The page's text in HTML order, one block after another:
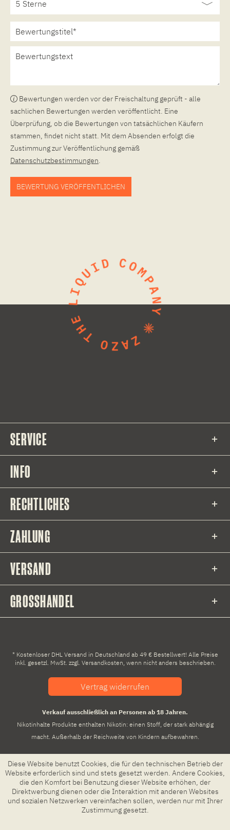
Bewertungen werden vor der Freischaltung geprüft - alle
sachlichen Bewertungen werden veröffentlicht. Eine
Überprüfung, ob die Bewertungen von tatsächlichen Käufern
stammen, findet nicht statt. Mit dem Absenden erfolgt die
Zustimmung zur Veröffentlichung gemäß
Datenschutzbestimmungen.
BEWERTUNG VERÖFFENTLICHEN
SERVICE
INFO
RECHTLICHES
ZAHLUNG
VERSAND
GROSSHANDEL
* Kostenloser DHL Versand in Deutschland ab 49 € Bestellwert! Alle Preise
inkl. gesetzl. MwSt. zzgl. Versandkosten, wenn nicht anders beschrieben.
Vertrag widerrufen
Verkauf ausschließlich an Personen ab 18 Jahren.
Nikotinhalte Produkte enthalten Nikotin: einen Stoff, der stark abhängig
macht. Außerhalb der Reichweite von Kindern aufbewahren.
Diese Website benutzt Cookies, die für den technischen Betrieb der
Website erforderlich sind und stets gesetzt werden. Andere Cookies,
die den Komfort bei Benutzung dieser Website erhöhen, der
Direktwerbung dienen oder die Interaktion mit anderen Websites
und sozialen Netzwerken vereinfachen sollen, werden nur mit Ihrer
Zustimmung gesetzt.